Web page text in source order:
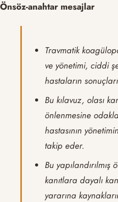
Önsöz-anahtar mesajlar
Travmatik
ve yönetimi, ciddi
hastaların
Bu kılavuz, olası
önlenmesine
hastasının
takip eder.
Bu
kanıtlara dayalı
yararına